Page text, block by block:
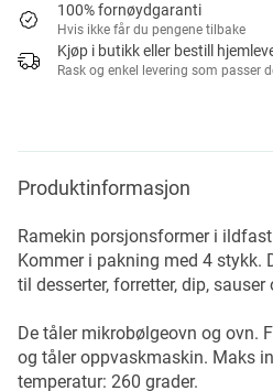
100% fornøydgaranti
Hvis ikke får du pengene tilbake
Kjøp i butikk eller bestill
Rask og enkel levering som passer
Produktinformasjon
Ramekin porsjonsformer i
Kommer i pakning med 4 stykk.
til desserter, forretter, dip, sauser
De tåler mikrobølgeovn og ovn.
og tåler oppvaskmaskin. Maks
temperatur: 260 grader.